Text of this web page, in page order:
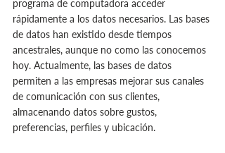
programa de computadora acceder
rápidamente a los datos necesarios. Las bases
de datos han existido desde tiempos
ancestrales, aunque no como las conocemos
hoy. Actualmente, las bases de datos
permiten a las empresas mejorar sus canales
de comunicación con sus clientes,
almacenando datos sobre gustos,
preferencias, perfiles y ubicación.